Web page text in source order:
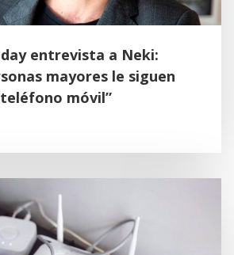
entrevista a Neki:
mayores le siguen
móvil”